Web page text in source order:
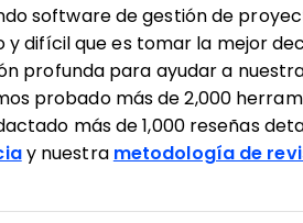
software de gestión de
difícil que es tomar la mejor
profunda para ayudar a
probado más de 2,000
más de 1,000 reseñas
y nuestra metodología de